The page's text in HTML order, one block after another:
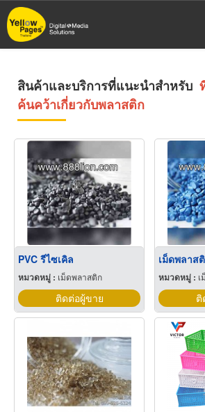
ข้าม
ไป
สินค้าและบริการที่แนะนำสำหรับ
ค้นคว้าเกี่ยวกับพลาสติก
PVC รีไซเคิล
หมวดหมู่ : เม็ดพลาสติก
ติดต่อผู้ขาย
เม็ดพลาส
หมวดหมู่ :
ติ